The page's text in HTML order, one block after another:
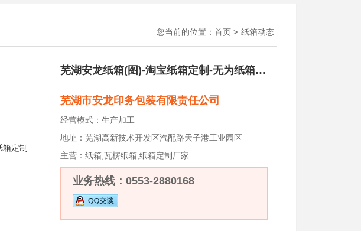
您当前的位置： 首页 > 纸箱动态
芜湖安龙纸箱(图)-淘宝纸箱定制-无为纸箱定制
芜湖市安龙印务包装有限责任公司
经营模式： 生产加工
地址： 芜湖高新技术开发区汽配路天子港工业园区
主营： 纸箱,瓦楞纸箱,纸箱定制厂家
业务热线：0553-2880168